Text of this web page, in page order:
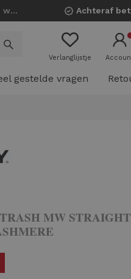
Achteraf
Verlanglijstje
gestelde vragen
MW